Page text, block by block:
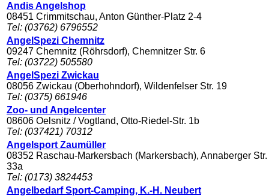
Andis Angelshop
08451 Crimmitschau, Anton Günther-Platz 2-4
Tel: (03762) 6796552
AngelSpezi Chemnitz
09247 Chemnitz (Röhrsdorf), Chemnitzer Str. 6
Tel: (03722) 505580
AngelSpezi Zwickau
08056 Zwickau (Oberhohndorf), Wildenfelser Str. 19
Tel: (0375) 661946
Zoo- und Angelcenter
08606 Oelsnitz / Vogtland, Otto-Riedel-Str. 1b
Tel: (037421) 70312
Angelsport Zaumüller
08352 Raschau-Markersbach (Markersbach), Annaberger Str.
33a
Tel: (0173) 3824453
Angelbedarf Sport-Camping, K.-H. Neubert